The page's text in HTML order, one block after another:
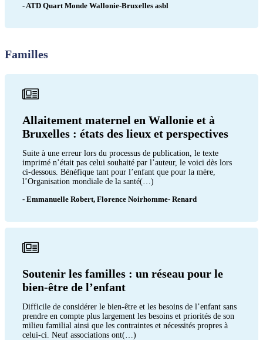
- ATD Quart Monde Wallonie-Bruxelles asbl
Familles
Allaitement maternel en Wallonie et à
Bruxelles : états des lieux et perspectives
Suite à une erreur lors du processus de publication, le texte
imprimé n’était pas celui souhaité par l’auteur, le voici dès lors
ci-dessous. Bénéfique tant pour l’enfant que pour la mère,
l’Organisation mondiale de la santé(…)
- Emmanuelle Robert, Florence Noirhomme- Renard
Soutenir les familles : un réseau pour le
bien-être de l’enfant
Difficile de considérer le bien-être et les besoins de l’enfant sans
prendre en compte plus largement les besoins et priorités de son
milieu familial ainsi que les contraintes et nécessités propres à
celui-ci. Neuf associations ont(…)